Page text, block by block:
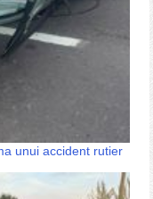
unui accident rutier